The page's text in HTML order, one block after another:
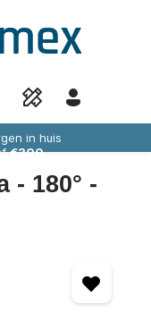
in huis
€300,-
- 180° -